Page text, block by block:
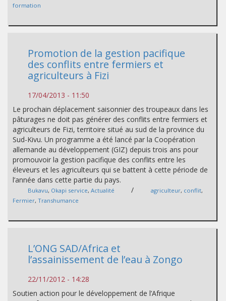
formation
Promotion de la gestion pacifique
des conflits entre fermiers et
agriculteurs à Fizi
17/04/2013 - 11:50
Le prochain déplacement saisonnier des troupeaux dans les
pâturages ne doit pas générer des conflits entre fermiers et
agriculteurs de Fizi, territoire situé au sud de la province du
Sud-Kivu. Un programme a été lancé par la Coopération
allemande au développement (GIZ) depuis trois ans pour
promouvoir la gestion pacifique des conflits entre les
éleveurs et les agriculteurs qui se battent à cette période de
l’année dans cette partie du pays.
Bukavu, Okapi service, Actualité / agriculteur, conflit,
Fermier, Transhumance
L’ONG SAD/Africa et
l’assainissement de l’eau à Zongo
22/11/2012 - 14:28
Soutien action pour le développement de l’Afrique